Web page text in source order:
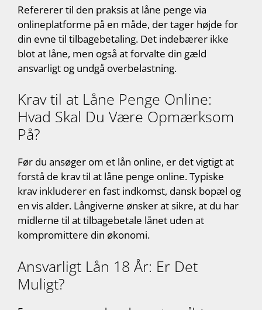
Refererer til den praksis at låne penge via
onlineplatforme på en måde, der tager højde for
din evne til tilbagebetaling. Det indebærer ikke
blot at låne, men også at forvalte din gæld
ansvarligt og undgå overbelastning.
Krav til at Låne Penge Online:
Hvad Skal Du Være Opmærksom
På?
Før du ansøger om et lån online, er det vigtigt at
forstå de krav til at låne penge online. Typiske
krav inkluderer en fast indkomst, dansk bopæl og
en vis alder. Långiverne ønsker at sikre, at du har
midlerne til at tilbagebetale lånet uden at
kompromittere din økonomi.
Ansvarligt Lån 18 År: Er Det
Muligt?